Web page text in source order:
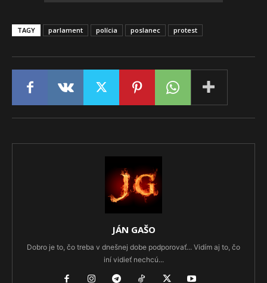
TAGY parlament polícia poslanec protest
JÁN GAŠO
Dobro je to, čo treba v dnešnej dobe podporovať... Vidím aj to, čo
iní vidieť nechcú...